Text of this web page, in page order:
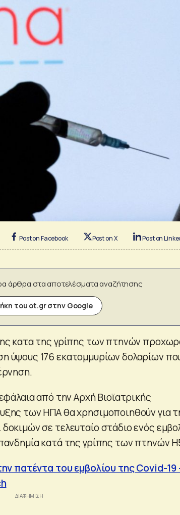
Post on Facebook Post on X Post on
άρθρα στα αποτελέσματα αναζήτησης
του ot.gr στην Google
κατα της γρίπης των πτηνών
ύψους 176 εκατομμυρίων δολαρίων
από την Αρχή Βιοϊατρικής
των ΗΠΑ θα χρησιμοποιηθούν για
σε τελευταίο στάδιο ενός
κατά της γρίπης των πτηνών
πατέντα του εμβολίου της Covid-19